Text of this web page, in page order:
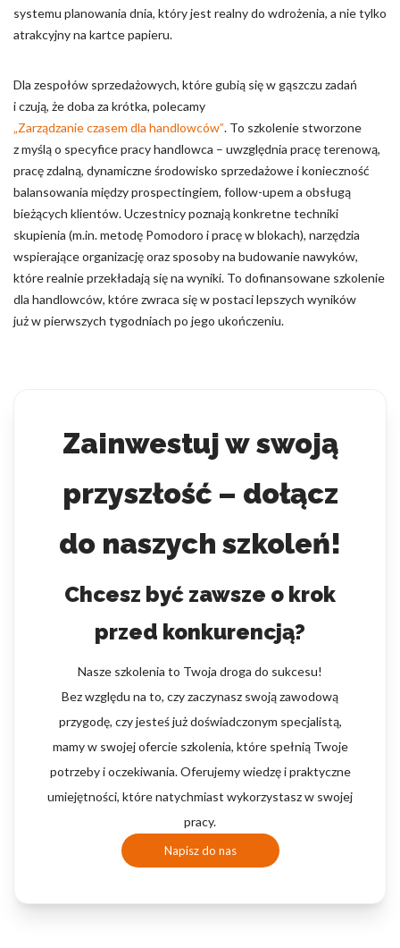
systemu planowania dnia, który jest realny do wdrożenia, a nie tylko
atrakcyjny na kartce papieru.
Dla zespołów sprzedażowych, które gubią się w gąszczu zadań
i czują, że doba za krótka, polecamy
„Zarządzanie czasem dla handlowców”. To szkolenie stworzone
z myślą o specyfice pracy handlowca – uwzględnia pracę terenową,
pracę zdalną, dynamiczne środowisko sprzedażowe i konieczność
balansowania między prospectingiem, follow-upem a obsługą
bieżących klientów. Uczestnicy poznają konkretne techniki
skupienia (m.in. metodę Pomodoro i pracę w blokach), narzędzia
wspierające organizację oraz sposoby na budowanie nawyków,
które realnie przekładają się na wyniki. To dofinansowane szkolenie
dla handlowców, które zwraca się w postaci lepszych wyników
już w pierwszych tygodniach po jego ukończeniu.
Zainwestuj w swoją
przyszłość – dołącz
do naszych szkoleń!
Chcesz być zawsze o krok
przed konkurencją?
Nasze szkolenia to Twoja droga do sukcesu!
Bez względu na to, czy zaczynasz swoją zawodową
przygodę, czy jesteś już doświadczonym specjalistą,
mamy w swojej ofercie szkolenia, które spełnią Twoje
potrzeby i oczekiwania. Oferujemy wiedzę i praktyczne
umiejętności, które natychmiast wykorzystasz w swojej
pracy.
Napisz do nas